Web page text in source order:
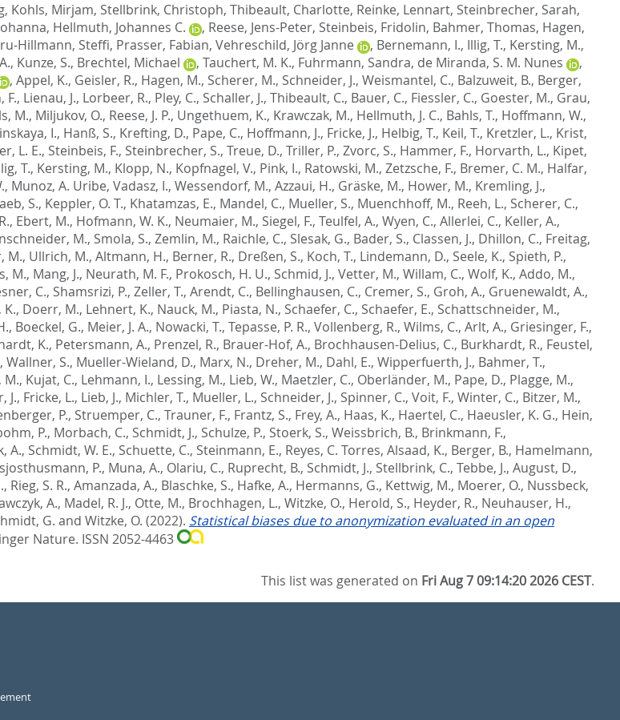
, Kohls, Mirjam, Stellbrink, Christoph, Thibeault, Charlotte, Reinke, Lennart, Steinbrecher, Sarah,
, Hellmuth, Johannes C. , Reese, Jens-Peter, Steinbeis, Fridolin, Bahmer, Thomas, Hagen,
Hillmann, Steffi, Prasser, Fabian, Vehreschild, Jörg Janne , Bernemann, I., Illig, T., Kersting, M.,
, Kunze, S., Brechtel, Michael , Tauchert, M. K., Fuhrmann, Sandra, de Miranda, S. M. Nunes
,
, Appel, K., Geisler, R., Hagen, M., Scherer, M., Schneider, J., Weismantel, C., Balzuweit, B., Berger,
F., Lienau, J., Lorbeer, R., Pley, C., Schaller, J., Thibeault, C., Bauer, C., Fiessler, C., Goester, M., Grau,
M., Miljukov, O., Reese, J. P., Ungethuem, K., Krawczak, M., Hellmuth, J. C., Bahls, T., Hoffmann, W.,
I., Hanß, S., Krefting, D., Pape, C., Hoffmann, J., Fricke, J., Helbig, T., Keil, T., Kretzler, L., Krist,
L. E., Steinbeis, F., Steinbrecher, S., Treue, D., Triller, P., Zvorc, S., Hammer, F., Horvarth, L., Kipet,
T., Kersting, M., Klopp, N., Kopfnagel, V., Pink, I., Ratowski, M., Zetzsche, F., Bremer, C. M., Halfar,
, Munoz, A. Uribe, Vadasz, I., Wessendorf, M., Azzaui, H., Gräske, M., Hower, M., Kremling, J.,
S., Keppler, O. T., Khatamzas, E., Mandel, C., Mueller, S., Muenchhoff, M., Reeh, L., Scherer, C.,
, Ebert, M., Hofmann, W. K., Neumaier, M., Siegel, F., Teulfel, A., Wyen, C., Allerlei, C., Keller, A.,
M., Smola, S., Zemlin, M., Raichle, C., Slesak, G., Bader, S., Classen, J., Dhillon, C., Freitag,
M., Ullrich, M., Altmann, H., Berner, R., Dreßen, S., Koch, T., Lindemann, D., Seele, K., Spieth, P.,
M., Mang, J., Neurath, M. F., Prokosch, H. U., Schmid, J., Vetter, M., Willam, C., Wolf, K., Addo, M.,
C., Shamsrizi, P., Zeller, T., Arendt, C., Bellinghausen, C., Cremer, S., Groh, A., Gruenewaldt, A.,
K., Doerr, M., Lehnert, K., Nauck, M., Piasta, N., Schaefer, C., Schaefer, E., Schattschneider, M.,
, Boeckel, G., Meier, J. A., Nowacki, T., Tepasse, P. R., Vollenberg, R., Wilms, C., Arlt, A., Griesinger, F.,
K., Petersmann, A., Prenzel, R., Brauer-Hof, A., Brochhausen-Delius, C., Burkhardt, R., Feustel,
, Wallner, S., Mueller-Wieland, D., Marx, N., Dreher, M., Dahl, E., Wipperfuerth, J., Bahmer, T.,
M., Kujat, C., Lehmann, I., Lessing, M., Lieb, W., Maetzler, C., Oberländer, M., Pape, D., Plagge, M.,
J., Fricke, L., Lieb, J., Michler, T., Mueller, L., Schneider, J., Spinner, C., Voit, F., Winter, C., Bitzer, M.,
P., Struemper, C., Trauner, F., Frantz, S., Frey, A., Haas, K., Haertel, C., Haeusler, K. G., Hein,
P., Morbach, C., Schmidt, J., Schulze, P., Stoerk, S., Weissbrich, B., Brinkmann, F.,
A., Schmidt, W. E., Schuette, C., Steinmann, E., Reyes, C. Torres, Alsaad, K., Berger, B., Hamelmann,
P., Muna, A., Olariu, C., Ruprecht, B., Schmidt, J., Stellbrink, C., Tebbe, J., August, D.,
, Rieg, S. R., Amanzada, A., Blaschke, S., Hafke, A., Hermanns, G., Kettwig, M., Moerer, O., Nussbeck,
A., Madel, R. J., Otte, M., Brochhagen, L., Witzke, O., Herold, S., Heyder, R., Neuhauser, H.,
G. and Witzke, O. (2022). Statistical biases due to anonymization evaluated in an open
Nature. ISSN 2052-4463
This list was generated on Fri Aug 7 09:14:20 2026 CEST.